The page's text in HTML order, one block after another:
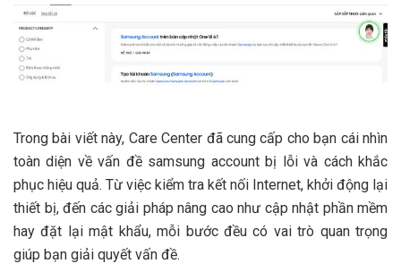
Trong bài viết này, Care Center đã cung cấp cho bạn cái nhìn
toàn diện về vấn đề samsung account bị lỗi và cách khắc
phục hiệu quả. Từ việc kiểm tra kết nối Internet, khởi động lại
thiết bị, đến các giải pháp nâng cao như cập nhật phần mềm
hay đặt lại mật khẩu, mỗi bước đều có vai trò quan trọng
giúp bạn giải quyết vấn đề.